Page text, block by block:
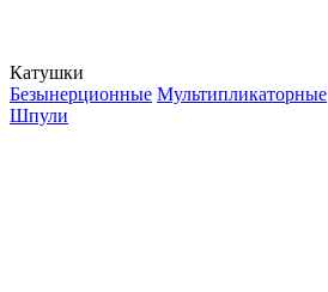
Катушки
Безынерционные Мультипликаторные
Шпули